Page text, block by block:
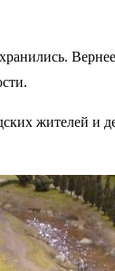
жителей и